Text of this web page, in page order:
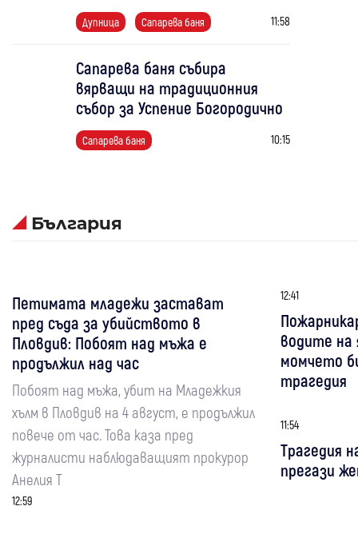
Дупница Сапарева баня 11:58
Сапарева баня събира
вярващи на традиционния
събор за Успение Богородично
Сапарева баня 10:15
България
Петимата младежи застават
пред съда за убийството в
Пловдив: Побоят над мъжа е
продължил над час
Побоят над мъжа, убит на Младежкия
хълм в Пловдив на 4 август, е продължил
повече от час. Това каза пред
журналисти наблюдаващият прокурор
Анелия Т
12:59
12:41
водите на
момчето
трагедия
11:54
Трагедия
прегази